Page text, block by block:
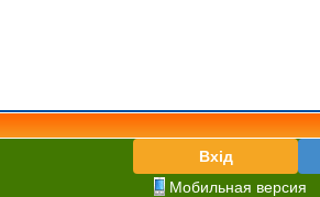
Вхід
Мобильная версия